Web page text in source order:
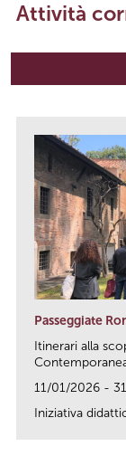
Attività
Passeggiate
Itinerari alla
11/01/2026 -
Iniziativa